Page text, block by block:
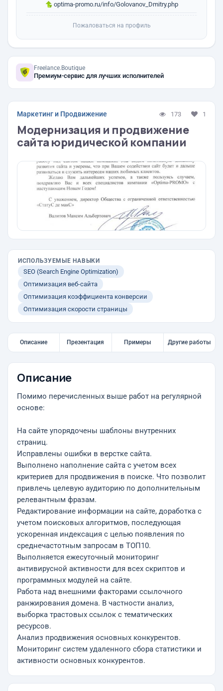
optima-promo.ru/info/Golovanov_Dmitry.php
Пожаловаться на профиль
Freelance.Boutique
Премиум-сервис для лучших исполнителей
Маркетинг и Продвижение 173 1
Модернизация и продвижение
сайта юридической компании
ИСПОЛЬЗУЕМЫЕ НАВЫКИ
SEO (Search Engine Optimization)
Оптимизация веб-сайта
Оптимизация коэффициента конверсии
Оптимизация скорости страницы
Описание Презентация Примеры Другие работы
Описание
Помимо перечисленных выше работ на регулярной
основе:
На сайте упорядочены шаблоны внутренних
страниц.
Исправлены ошибки в верстке сайта.
Выполнено наполнение сайта с учетом всех
критериев для продвижения в поиске. Что позволит
привлечь целевую аудиторию по дополнительным
релевантным фразам.
Редактирование информации на сайте, доработка с
учетом поисковых алгоритмов, последующая
ускоренная индексация с целью появления по
среднечастотным запросам в ТОП10.
Выполняется ежесуточный мониторинг
антивирусной активности для всех скриптов и
программных модулей на сайте.
Работа над внешними факторами ссылочного
ранжирования домена. В частности анализ,
выборка трастовых ссылок с тематических
ресурсов.
Анализ продвижения основных конкурентов.
Мониторинг систем удаленного сбора статистики и
активности основных конкурентов.